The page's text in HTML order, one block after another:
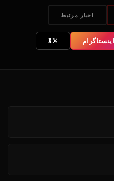
اخبار مرتبط
اینستاگرام X